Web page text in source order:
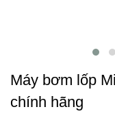
Máy bơm lốp
chính hãng